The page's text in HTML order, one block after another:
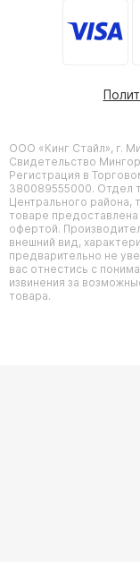
ООО «Кинг Стайл», г.
Свидетельство
Регистрация в
380089555000. Отдел
Центрального района,
товаре
офертой.
внешний вид,
предварительно не
вас отнестись с
извинения за
товара.